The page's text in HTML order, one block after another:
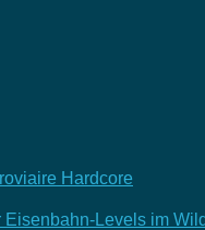
Hardcore
Levels im